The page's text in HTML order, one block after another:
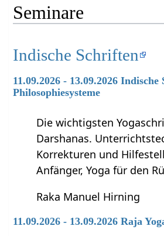
Seminare
Indische Schriften
11.09.2026 - 13.09.2026
Philosophiesysteme
Die wichtigsten
Darshanas.
Korrekturen und
Anfänger, Yoga für den
Raka Manuel Hirning
11.09.2026 - 13.09.2026 Raja